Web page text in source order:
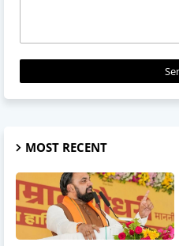
MOST RECENT